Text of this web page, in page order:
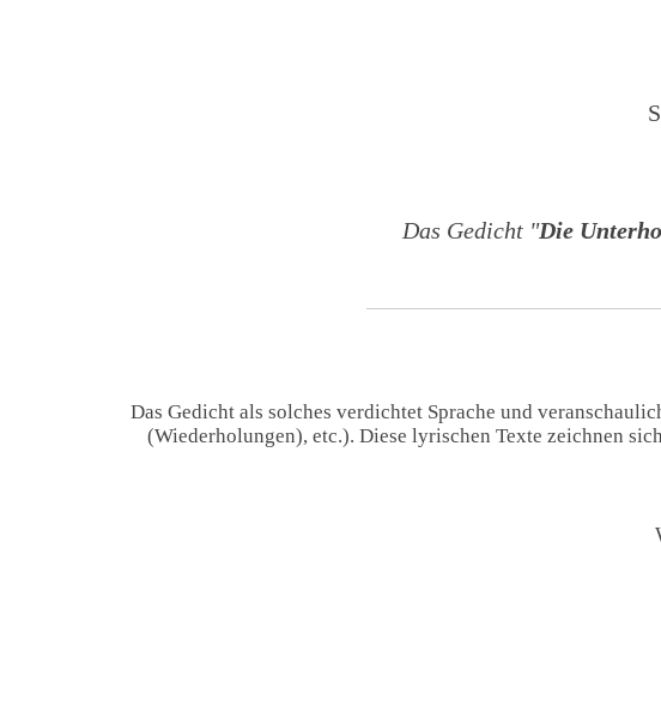
Das Gedicht "Die
Das Gedicht als solches verdichtet Sprache und
(Wiederholungen), etc.). Diese lyrischen Texte zeichnen